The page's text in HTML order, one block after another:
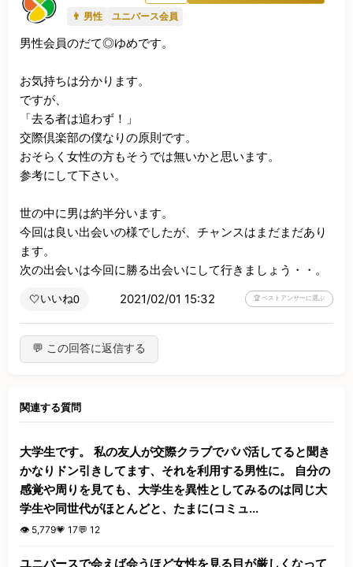
👨 男性
ユニバース会員
男性会員のだて◎ゆめです。
お気持ちは分かります。
ですが、
「去る者は追わず！」
交際倶楽部の僕なりの原則です。
おそらく女性の方もそうでは無いかと思います。
参考にして下さい。
世の中に男は約半分います。
今回は良い出会いの様でしたが、チャンスはまだまだあり
ます。
次の出会いは今回に勝る出会いにして行きましょう・・。
🤍いいね0 2021/02/01 15:32 🏆 ベストアンサーに選ぶ
💬 この回答に返信する
関連する質問
大学生です。 私の友人が交際クラブでパパ活してると聞き
かなりドン引きしてます、それを利用する男性に。 自分の
感覚や周りを見ても、大学生を異性としてみるのは同じ大
学生や同世代がほとんどと、たまに(コミュ...
👁️ 5,779💗 17💬 12
ユニバースで会えば会うほど女性を見る目が厳しくなって